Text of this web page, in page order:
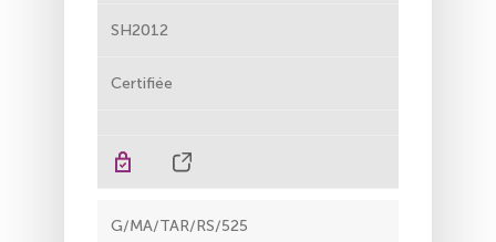
SH2012
Certifiée
G/MA/TAR/RS/525